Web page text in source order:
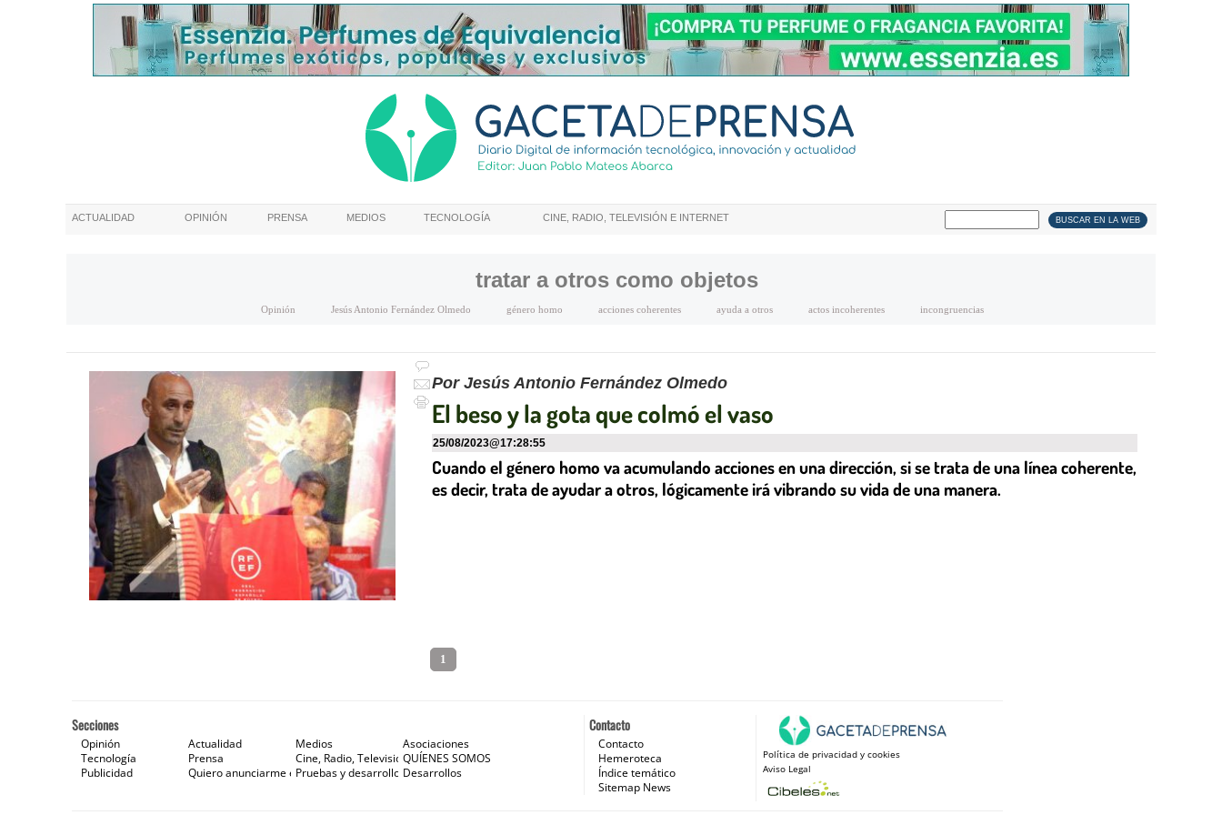
ACTUALIDAD OPINIÓN PRENSA MEDIOS TECNOLOGÍA CINE, RADIO, TELEVISIÓN E INTERNET
tratar a otros como objetos
Opinión Jesús Antonio Fernández Olmedo género homo acciones coherentes ayuda a otros actos incoherentes incongruencias
Por Jesús Antonio Fernández Olmedo
El beso y la gota que colmó el vaso
25/08/2023@17:28:55
Cuando el género homo va acumulando acciones en una dirección, si se trata de una línea coherente,
es decir, trata de ayudar a otros, lógicamente irá vibrando su vida de una manera.
1
Contacto
Contacto
Hemeroteca
Índice temático
Sitemap News
Política de privacidad y cookies
Aviso Legal
Secciones
Opinión Actualidad Medios
Asociaciones
Tecnología
Prensa Cine, Radio, Televisión e Internet
QUÍENES SOMOS
Publicidad
Quiero anunciarme en Gaceta de Prensa
Pruebas y desarrollosDesarrollos